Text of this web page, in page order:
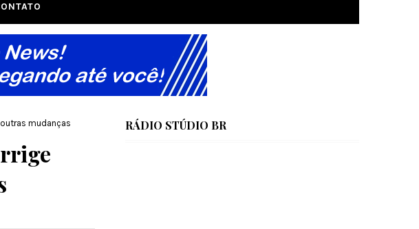
mudanças RÁDIO STÚDIO BR